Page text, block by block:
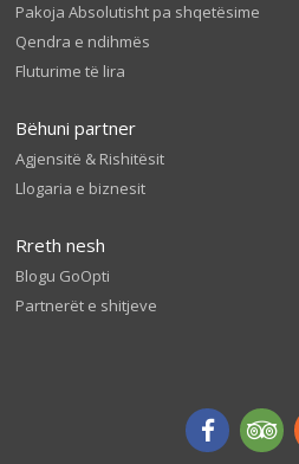
Pakoja Absolutisht pa shqetësime
Qendra e ndihmës
Fluturime të lira
Bëhuni partner
Agjensitë & Rishitësit
Llogaria e biznesit
Rreth nesh
Blogu GoOpti
Partnerët e shitjeve